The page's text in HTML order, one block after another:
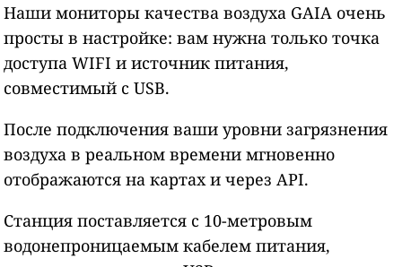
Наши мониторы качества воздуха GAIA очень
просты в настройке: вам нужна только точка
доступа WIFI и источник питания,
совместимый с USB.
После подключения ваши уровни загрязнения
воздуха в реальном времени мгновенно
отображаются на картах и через API.
Станция поставляется с 10-метровым
водонепроницаемым кабелем питания,